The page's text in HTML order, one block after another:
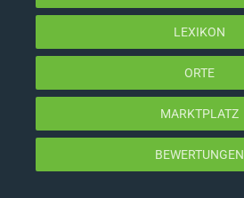
LEXIKON
ORTE
MARKTPLATZ
BEWERTUNGEN